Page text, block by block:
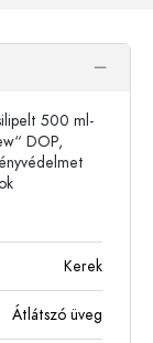
500 ml-
DOP,
Kerek
Átlátszó üveg